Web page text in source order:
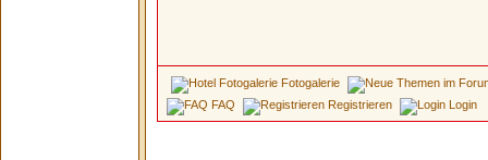
Fotogalerie
FAQ
Registrieren Login